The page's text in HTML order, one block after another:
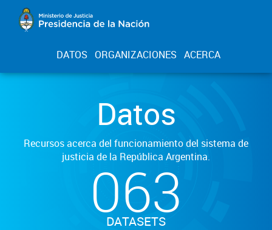
DATOS ORGANIZACIONES ACERCA
Datos
Recursos acerca del funcionamiento del sistema de
justicia de la República Argentina.
063
DATASETS